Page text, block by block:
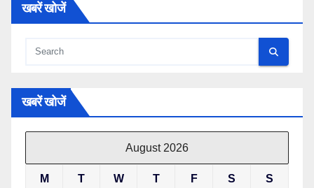
खबरें खोजें
खबरें खोजें
August 2026
M T W T F S S